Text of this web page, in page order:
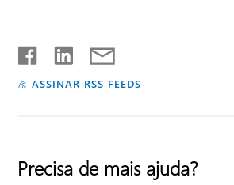
ASSINAR RSS FEEDS
Precisa de mais ajuda?